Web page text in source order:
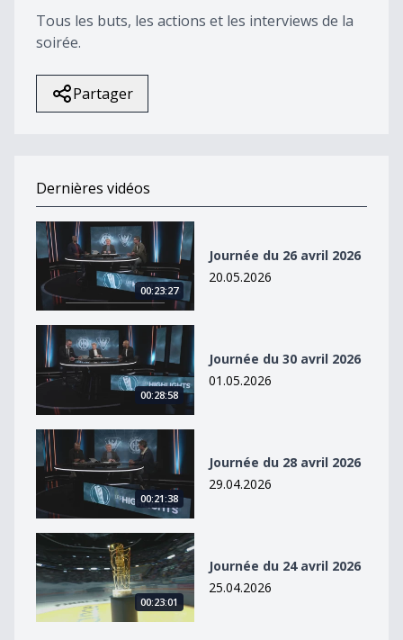
Tous les buts, les actions et les interviews de la
soirée.
Partager
Dernières vidéos
Journée du 26 avril 2026
00:23:27
Journée du 26 avril 2026
20.05.2026
Journée du 30 avril 2026
00:28:58
Journée du 30 avril 2026
01.05.2026
Journée du 28 avril 2026
00:21:38
Journée du 28 avril 2026
29.04.2026
Journée du 24 avril 2026
00:23:01
Journée du 24 avril 2026
25.04.2026